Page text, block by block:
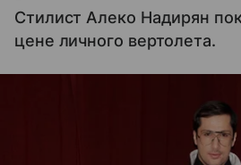
Стилист Алеко Надирян
цене личного вертолета.